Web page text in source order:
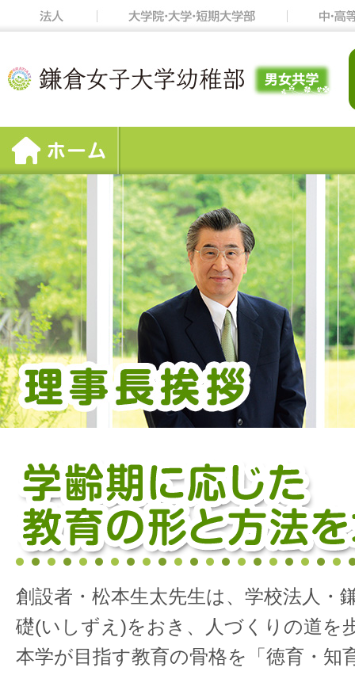
創設者・松本生太先生は、学校法人・
礎(いしずえ)をおき、人づくりの道を
本学が目指す教育の骨格を「徳育・知